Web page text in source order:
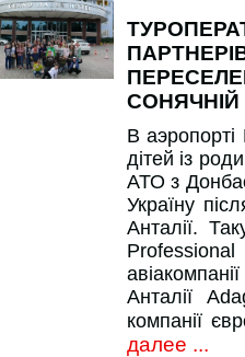
СОНЯЧНІЙ
В
дітей із
АТО з
Україну
Анталії.
Анталії
компанії
далее ...